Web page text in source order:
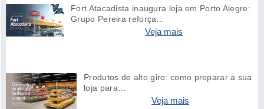
Fort Atacadista inaugura loja em Porto Alegre:
Grupo Pereira reforça…
Veja mais
Produtos de alto giro: como preparar a sua
loja para…
Veja mais